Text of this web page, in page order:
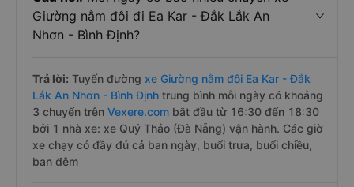
Giường nằm đôi đi Ea Kar - Đắk Lắk An
Nhơn - Bình Định?
Trả lời: Tuyến đường xe Giường nằm đôi Ea Kar - Đắk
Lắk An Nhơn - Bình Định trung bình mỗi ngày có khoảng
3 chuyến trên Vexere.com bắt đầu từ 16:30 đến 18:30
bởi 1 nhà xe: xe Quý Thảo (Đà Nẵng) vận hành. Các giờ
xe chạy có đầy đủ cả ban ngày, buổi trưa, buổi chiều,
ban đêm